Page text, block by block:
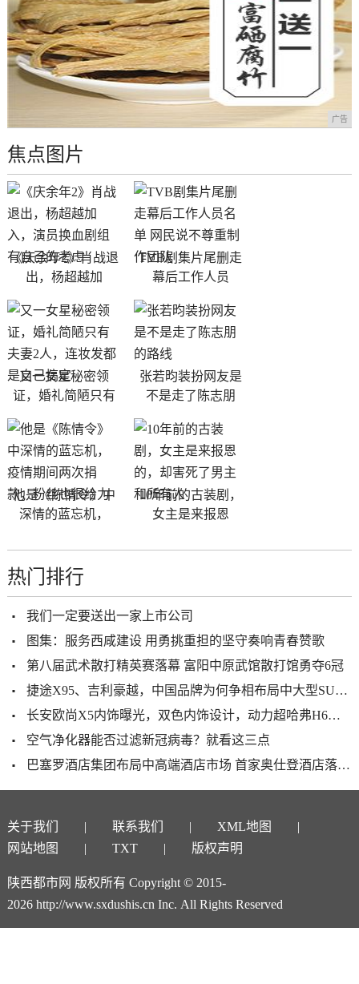
广告
焦点图片
《庆余年2》肖战退
出，杨超越加
TVB剧集片尾删走
幕后工作人员
又一女星秘密领
证，婚礼简陋只有
张若昀装扮网友是
不是走了陈志朋
他是《陈情令》中
深情的蓝忘机，
10年前的古装剧，
女主是来报恩
热门排行
我们一定要送出一家上市公司
图集：服务西咸建设 用勇挑重担的坚守奏响青春赞歌
第八届武术散打精英赛落幕 富阳中原武馆散打馆勇夺6冠
捷途X95、吉利豪越，中国品牌为何争相布局中大型SUV市场
长安欧尚X5内饰曝光，双色内饰设计，动力超哈弗H6，11月就能买
空气净化器能否过滤新冠病毒？就看这三点
巴塞罗酒店集团布局中高端酒店市场 首家奥仕登酒店落户西安
关于我们 联系我们
XML地图
网站地图
TXT 版权声明
陕西都市网 版权所有 Copyright © 2015-
2026 http://www.sxdushis.cn Inc. All Rights Reserved